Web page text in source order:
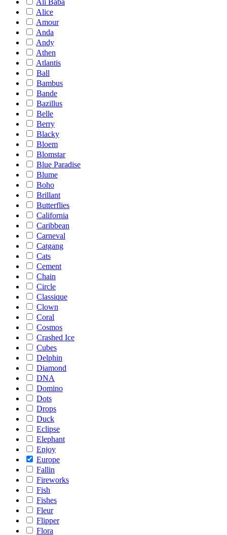
Ali Baba
Alice
Amour
Anda
Andy
Athen
Atlantis
Ball
Bambus
Bande
Bazillus
Belle
Berry
Blacky
Bloem
Blomstar
Blue Paradise
Blume
Boho
Brillant
Butterflies
California
Caribbean
Carneval
Catgang
Cats
Cement
Chain
Circle
Classique
Clown
Coral
Cosmos
Crashed Ice
Cubes
Delphin
Diamond
DNA
Domino
Dots
Drops
Duck
Eclipse
Elephant
Enjoy
Europe
Fallin
Fireworks
Fish
Fishes
Fleur
Flipper
Flora